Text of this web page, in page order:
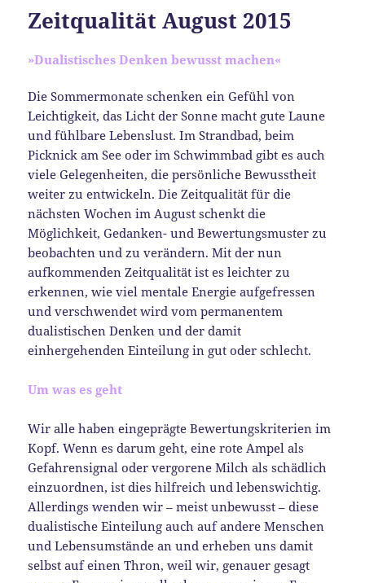
Zeitqualität August 2015
»Dualistisches Denken bewusst machen«
Die Sommermonate schenken ein Gefühl von
Leichtigkeit, das Licht der Sonne macht gute Laune
und fühlbare Lebenslust. Im Strandbad, beim
Picknick am See oder im Schwimmbad gibt es auch
viele Gelegenheiten, die persönliche Bewusstheit
weiter zu entwickeln. Die Zeitqualität für die
nächsten Wochen im August schenkt die
Möglichkeit, Gedanken- und Bewertungsmuster zu
beobachten und zu verändern. Mit der nun
aufkommenden Zeitqualität ist es leichter zu
erkennen, wie viel mentale Energie aufgefressen
und verschwendet wird vom permanentem
dualistischen Denken und der damit
einhergehenden Einteilung in gut oder schlecht.
Um was es geht
Wir alle haben eingeprägte Bewertungskriterien im
Kopf. Wenn es darum geht, eine rote Ampel als
Gefahrensignal oder vergorene Milch als schädlich
einzuordnen, ist dies hilfreich und lebenswichtig.
Allerdings wenden wir – meist unbewusst – diese
dualistische Einteilung auch auf andere Menschen
und Lebensumstände an und erheben uns damit
selbst auf einen Thron, weil wir, genauer gesagt